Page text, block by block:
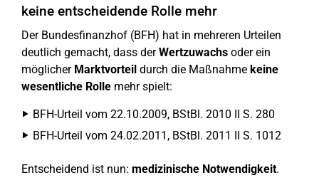
keine entscheidende Rolle mehr
Der Bundesfinanzhof (BFH) hat in mehreren Urteilen
deutlich gemacht, dass derWertzuwachs oder ein
möglicher Marktvorteil durch die Maßnahme keine
wesentliche Rolle mehr spielt:
BFH-Urteil vom 22.10.2009, BStBl. 2010 II S. 280
BFH-Urteil vom 24.02.2011, BStBl. 2011 II S. 1012
Entscheidend ist nun: medizinische Notwendigkeit.